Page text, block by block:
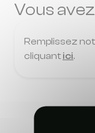
Vous
Remplissez
cliquant ici.